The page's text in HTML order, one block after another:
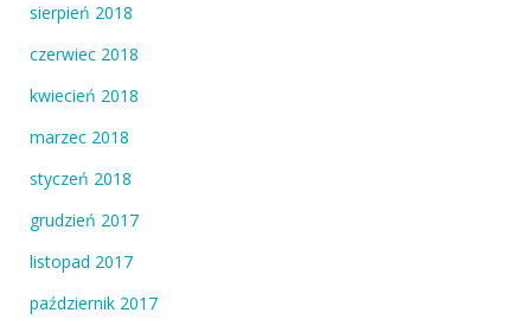
sierpień 2018
czerwiec 2018
kwiecień 2018
marzec 2018
styczeń 2018
grudzień 2017
listopad 2017
październik 2017